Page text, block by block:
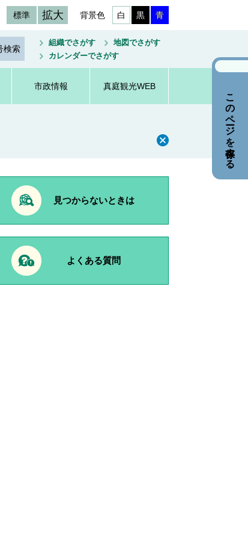
標準 拡大 背景色 白 黒 青
組織でさがす
地図でさがす
カレンダーでさがす
市政情報 真庭観光WEB
見つからないときは
よくある質問
このページを保存する